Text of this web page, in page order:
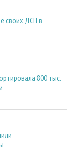
своих ДСП в
800 тыс.